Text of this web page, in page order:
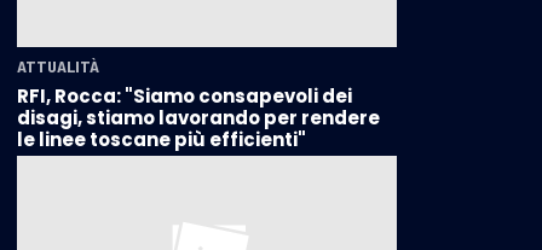
ATTUALITÀ
RFI, Rocca: "Siamo consapevoli dei
disagi, stiamo lavorando per rendere
le linee toscane più efficienti"